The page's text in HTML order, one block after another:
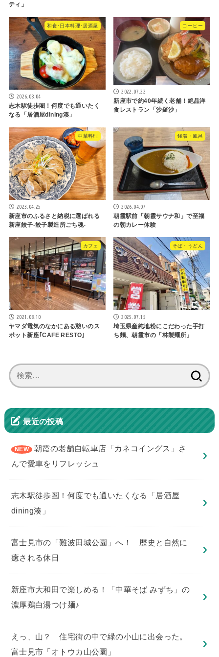
ティ」
和食･日本料理･居酒屋
2026.08.04
志木駅徒歩圏！何度でも通いたく
なる「居酒屋dining湊」
コーヒー
2022.07.22
新座市で約40年続く老舗！絶品洋
食レストラン「沙羅沙」
中華料理
2023.04.25
新座市のふるさと納税に選ばれる
新座餃子-餃子製造所ごち魂-
銭湯・風呂
2026.04.07
朝霞駅前「朝霞サウナ和」で至福
の朝カレー体験
カフェ
2021.08.10
ヤマダ電気のなかにある憩いのス
ポット新座｢CAFE RESTO｣
そば・うどん
2025.07.15
埼玉県産純地粉にこだわった手打
ち麵、朝霞市の「林製麺所」
索:
最近の投稿
朝霞の老舗自転車店「カネコイングス」さ
んで愛車をリフレッシュ
志木駅徒歩圏！何度でも通いたくなる「居酒屋
dining湊」
​富士見市の「難波田城公園」へ！ 歴史と自然に
癒される休日
新座市大和田で楽しめる！「中華そば みずち」の
濃厚鶏白湯つけ麺♪
えっ、山？ 住宅街の中で緑の小山に出会った。
富士見市「オトウカ山公園」